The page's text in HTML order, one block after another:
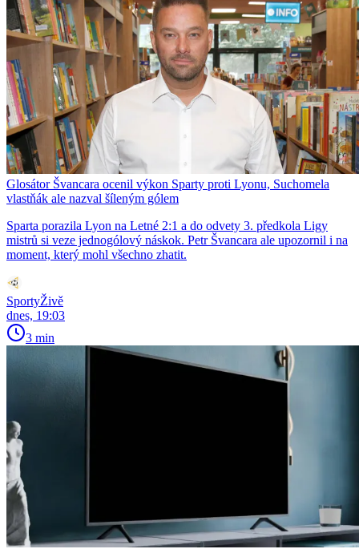
Glosátor Švancara ocenil výkon Sparty proti Lyonu, Suchomela
vlastňák ale nazval šíleným gólem
Sparta porazila Lyon na Letné 2:1 a do odvety 3. předkola Ligy
mistrů si veze jednogólový náskok. Petr Švancara ale upozornil i na
moment, který mohl všechno zhatit.
SportyŽivě
dnes, 19:03
3 min